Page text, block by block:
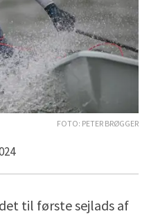
Foto: Peter Brøgger
til første sejlads af